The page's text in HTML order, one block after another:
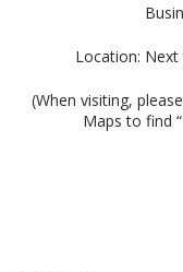
Location:
(When visiting,
Maps to find